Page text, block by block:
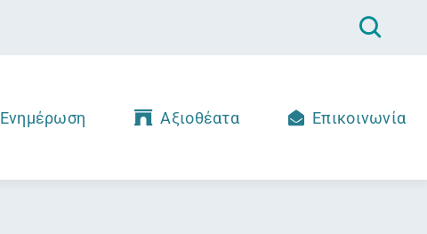
Ενημέρωση Αξιοθέατα Επικοινωνία